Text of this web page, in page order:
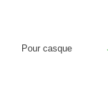
Pour casque